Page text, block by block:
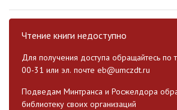
Чтение книги недоступно
Для получения доступа обращайтесь по
00-31 или эл. почте eb@umczdt.ru
Подведам Минтранса и Росжелдора
библиотеку своих организаций